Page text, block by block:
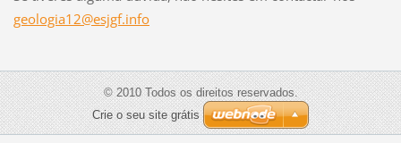
geologia12@esjgf.info
© 2010 Todos os direitos reservados.
Crie o seu site grátis